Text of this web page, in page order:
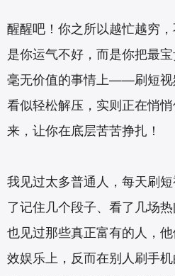
醒醒吧！你之所以越忙越穷
是你运气不好，而是你把最
毫无价值的事情上——刷短视
看似轻松解压，实则正在悄
来，让你在底层苦苦挣扎！
我见过太多普通人，每天刷
了记住几个段子、看了几场
也见过那些真正富有的人，
效娱乐上，反而在别人刷手